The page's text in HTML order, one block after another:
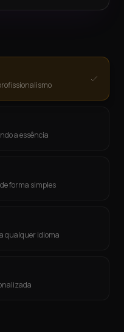
a essência
forma simples
qualquer idioma